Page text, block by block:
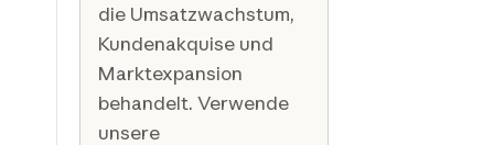
die Umsatzwachstum,
Kundenakquise und
Marktexpansion
behandelt. Verwende
unsere